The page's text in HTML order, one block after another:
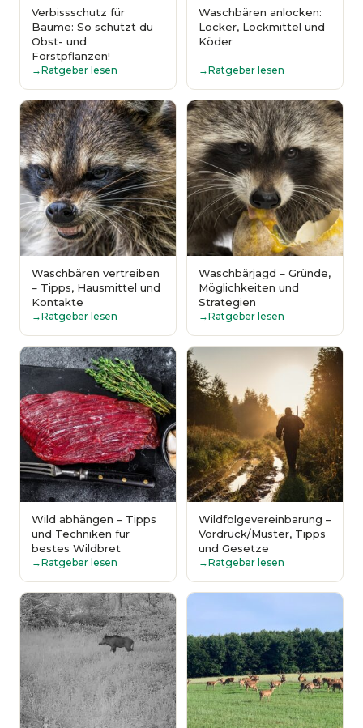
Verbissschutz für
Bäume: So schützt du
Obst- und
Forstpflanzen!
Ratgeber lesen
Waschbären anlocken:
Locker, Lockmittel und
Köder
Ratgeber lesen
Waschbären vertreiben
– Tipps, Hausmittel und
Kontakte
Ratgeber lesen
Waschbärjagd – Gründe,
Möglichkeiten und
Strategien
Ratgeber lesen
Wild abhängen – Tipps
und Techniken für
bestes Wildbret
Ratgeber lesen
Wildfolgevereinbarung –
Vordruck/Muster, Tipps
und Gesetze
Ratgeber lesen